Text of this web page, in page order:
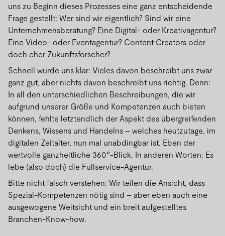
uns zu Beginn dieses Prozesses eine ganz entscheidende
Frage gestellt: Wer sind wir eigentlich? Sind wir eine
Unternehmensberatung? Eine Digital- oder Kreativagentur?
Eine Video- oder Eventagentur? Content Creators oder
doch eher Zukunftsforscher?
Schnell wurde uns klar: Vieles davon beschreibt uns zwar
ganz gut, aber nichts davon beschreibt uns richtig. Denn:
In all den unterschiedlichen Beschreibungen, die wir
aufgrund unserer Größe und Kompetenzen auch bieten
können, fehlte letztendlich der Aspekt des übergreifenden
Denkens, Wissens und Handelns – welches heutzutage, im
digitalen Zeitalter, nun mal unabdingbar ist. Eben der
wertvolle ganzheitliche 360°-Blick. In anderen Worten: Es
lebe (also doch) die Fullservice-Agentur.
Bitte nicht falsch verstehen: Wir teilen die Ansicht, dass
Spezial-Kompetenzen nötig sind – aber eben auch eine
ausgewogene Weitsicht und ein breit aufgestelltes
Branchen-Know-how.